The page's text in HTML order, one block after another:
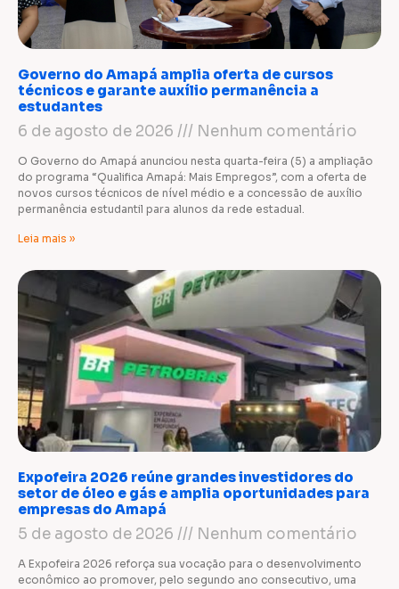
Governo do Amapá amplia oferta de cursos
técnicos e garante auxílio permanência a
estudantes
6 de agosto de 2026 Nenhum comentário
O Governo do Amapá anunciou nesta quarta-feira (5) a ampliação
do programa “Qualifica Amapá: Mais Empregos”, com a oferta de
novos cursos técnicos de nível médio e a concessão de auxílio
permanência estudantil para alunos da rede estadual.
Leia mais »
Expofeira 2026 reúne grandes investidores do
setor de óleo e gás e amplia oportunidades para
empresas do Amapá
5 de agosto de 2026 Nenhum comentário
A Expofeira 2026 reforça sua vocação para o desenvolvimento
econômico ao promover, pelo segundo ano consecutivo, uma